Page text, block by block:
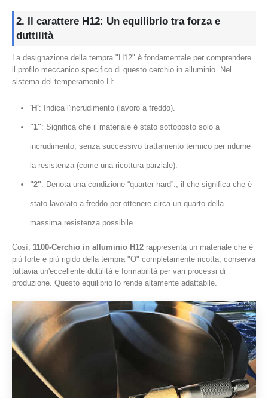
2. Il carattere H12: Un equilibrio tra forza e
duttilità
La designazione della tempra "H12" è fondamentale per comprendere
il profilo meccanico specifico di questo cerchio in alluminio. Nel
sistema del temperamento H:
'H': Indica l'incrudimento (lavoro a freddo).
"1": Significa che il materiale è stato sottoposto solo a
incrudimento, senza successivo trattamento termico per ridurne
la resistenza (come una ricottura parziale).
"2": Denota una condizione “quarter-hard”., il che significa che è
stato lavorato a freddo per ottenere circa un quarto della
massima resistenza possibile.
Così, 1100-Cerchio in alluminio H12 rappresenta un materiale che è
più forte e più rigido della tempra "O" completamente ricotta, conserva
tuttavia un'eccellente duttilità e formabilità per vari processi di
produzione. Questo equilibrio lo rende altamente adattabile.